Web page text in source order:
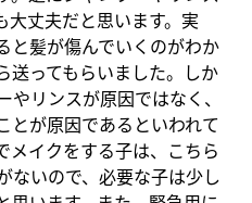
大丈夫だと思います。実
と髪が傷んでいくのがわか
送ってもらいました。しか
リンスが原因ではなく、
とが原因であるといわれて
メイクをする子は、こちら
ないので、必要な子は少し